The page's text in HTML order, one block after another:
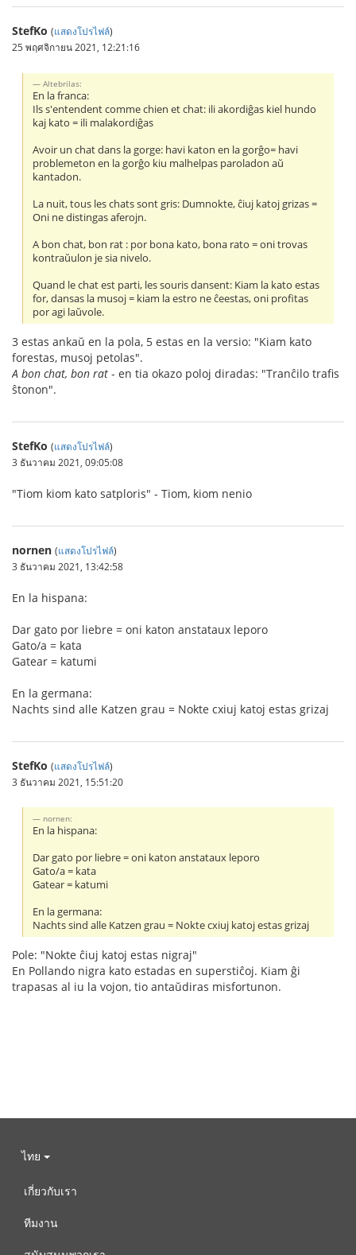
StefKo (แสดงโปรไฟล์)
25 พฤศจิกายน 2021, 12:21:16
Altebrilas:
En la franca:
Ils s'entendent comme chien et chat: ili akordiĝas kiel hundo
kaj kato = ili malakordiĝas
Avoir un chat dans la gorge: havi katon en la gorĝo= havi
problemeton en la gorĝo kiu malhelpas paroladon aŭ
kantadon.
La nuit, tous les chats sont gris: Dumnokte, ĉiuj katoj grizas =
Oni ne distingas aferojn.
A bon chat, bon rat : por bona kato, bona rato = oni trovas
kontraŭulon je sia nivelo.
Quand le chat est parti, les souris dansent: Kiam la kato estas
for, dansas la musoj = kiam la estro ne ĉeestas, oni profitas
por agi laŭvole.
3 estas ankaŭ en la pola, 5 estas en la versio: "Kiam kato
forestas, musoj petolas".
A bon chat, bon rat - en tia okazo poloj diradas: "Tranĉilo trafis
ŝtonon".
StefKo (แสดงโปรไฟล์)
3 ธันวาคม 2021, 09:05:08
"Tiom kiom kato satploris" - Tiom, kiom nenio
nornen (แสดงโปรไฟล์)
3 ธันวาคม 2021, 13:42:58
En la hispana:
Dar gato por liebre = oni katon anstataux leporo
Gato/a = kata
Gatear = katumi
En la germana:
Nachts sind alle Katzen grau = Nokte cxiuj katoj estas grizaj
StefKo (แสดงโปรไฟล์)
3 ธันวาคม 2021, 15:51:20
nornen:
En la hispana:
Dar gato por liebre = oni katon anstataux leporo
Gato/a = kata
Gatear = katumi
En la germana:
Nachts sind alle Katzen grau = Nokte cxiuj katoj estas grizaj
Pole: "Nokte ĉiuj katoj estas nigraj"
En Pollando nigra kato estadas en superstiĉoj. Kiam ĝi
trapasas al iu la vojon, tio antaŭdiras misfortunon.
ไทย
เกี่ยวกับเรา
ทีมงาน